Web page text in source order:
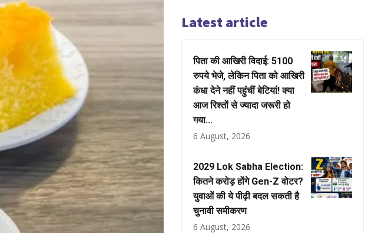
Latest article
पिता की आखिरी विदाई: 5100
रुपये भेजे, लेकिन पिता को आखिरी
कंधा देने नहीं पहुंचीं बेटियां! क्या
आज रिश्तों से ज्यादा जरूरी हो
गया...
6 August, 2026
2029 Lok Sabha Election:
कितने करोड़ होंगे Gen-Z वोटर?
युवाओं की ये पीढ़ी बदल सकती है
चुनावी समीकरण
6 August, 2026